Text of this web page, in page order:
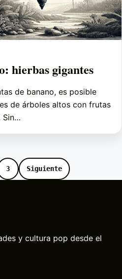
hierbas gigantes
de banano, es posible
de árboles altos con frutas
Sin…
3 Siguiente
y cultura pop desde el